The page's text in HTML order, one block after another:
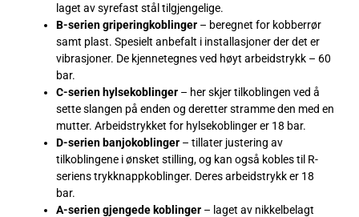
laget av syrefast stål tilgjengelige.
B-serien griperingkoblinger– beregnet for kobberrør
samt plast. Spesielt anbefalt i installasjoner der det er
vibrasjoner. De kjennetegnes ved høyt arbeidstrykk – 60
bar.
C-serien hylsekoblinger– her skjer tilkoblingen ved å
sette slangen på enden og deretter stramme den med en
mutter. Arbeidstrykket for hylsekoblinger er 18 bar.
D-serien banjokoblinger– tillater justering av
tilkoblingene i ønsket stilling, og kan også kobles til R-
seriens trykknappkoblinger. Deres arbeidstrykk er 18
bar.
A-serien gjengede koblinger– laget av nikkelbelagt